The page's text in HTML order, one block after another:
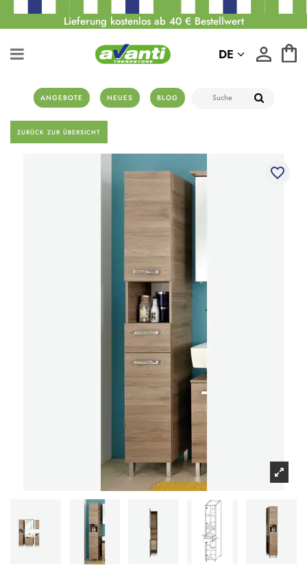
Lieferung kostenlos ab 40 € Bestellwert
ANGEBOTE NEUES BLOG
DE
ZURÜCK ZUR ÜBERSICHT
favorite_border